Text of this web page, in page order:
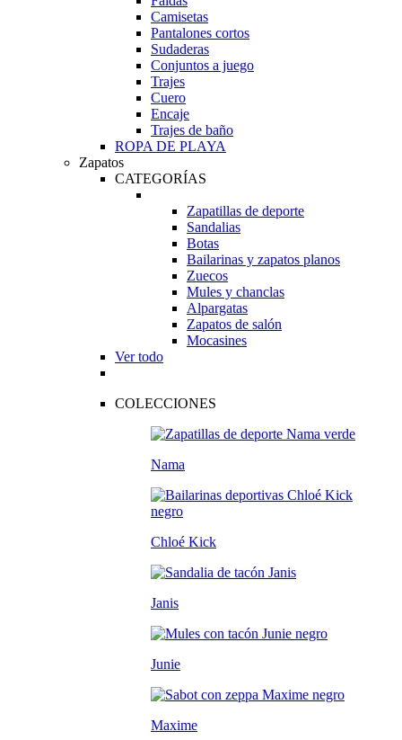
Camisetas
Pantalones cortos
Sudaderas
Conjuntos a juego
Trajes
Cuero
Encaje
Trajes de baño
ROPA DE PLAYA
Zapatos
CATEGORÍAS
Zapatillas de deporte
Sandalias
Botas
Bailarinas y zapatos planos
Zuecos
Mules y chanclas
Alpargatas
Zapatos de salón
Mocasines
Ver todo
COLECCIONES
Nama
Chloé Kick
Janis
Junie
Maxime